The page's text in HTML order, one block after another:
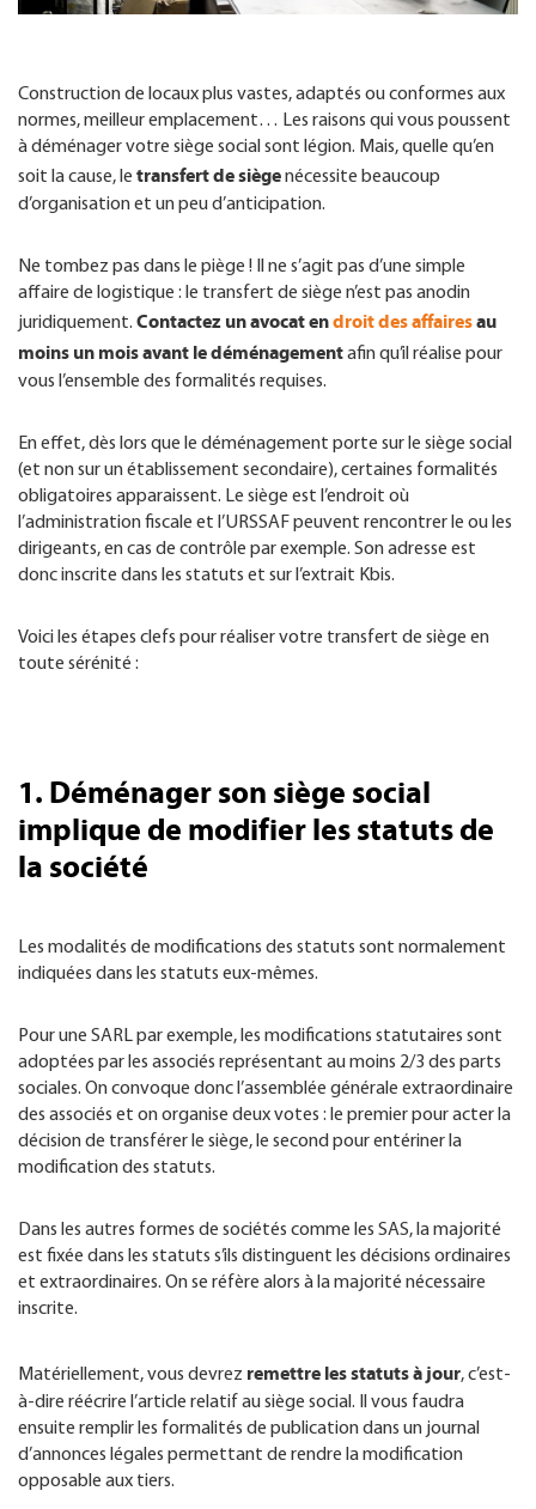
Construction de locaux plus vastes, adaptés ou conformes aux
normes, meilleur emplacement… Les raisons qui vous poussent
à déménager votre siège social sont légion. Mais, quelle qu’en
soit la cause, le transfert de siègenécessite beaucoup
d’organisation et un peu d’anticipation.
Ne tombez pas dans le piège ! Il ne s’agit pas d’une simple
affaire de logistique : le transfert de siège n’est pas anodin
juridiquement. Contactez un avocat endroit des affairesau
moins un mois avant le déménagementafin qu’il réalise pour
vous l’ensemble des formalités requises.
En effet, dès lors que le déménagement porte sur le siège social
(et non sur un établissement secondaire), certaines formalités
obligatoires apparaissent. Le siège est l’endroit où
l’administration fiscale et l’URSSAF peuvent rencontrer le ou les
dirigeants, en cas de contrôle par exemple. Son adresse est
donc inscrite dans les statuts et sur l’extrait Kbis.
Voici les étapes clefs pour réaliser votre transfert de siège en
toute sérénité :
1. Déménager son siège social
implique de modifier les statuts de
la société
Les modalités de modifications des statuts sont normalement
indiquées dans les statuts eux-mêmes.
Pour une SARL par exemple, les modifications statutaires sont
adoptées par les associés représentant au moins 2/3 des parts
sociales. On convoque donc l’assemblée générale extraordinaire
des associés et on organise deux votes : le premier pour acter la
décision de transférer le siège, le second pour entériner la
modification des statuts.
Dans les autres formes de sociétés comme les SAS, la majorité
est fixée dans les statuts s’ils distinguent les décisions ordinaires
et extraordinaires. On se réfère alors à la majorité nécessaire
inscrite.
Matériellement, vous devrez remettre les statuts à jour, c’est-
à-dire réécrire l’article relatif au siège social. Il vous faudra
ensuite remplir les formalités de publication dans un journal
d’annonces légales permettant de rendre la modification
opposable aux tiers.